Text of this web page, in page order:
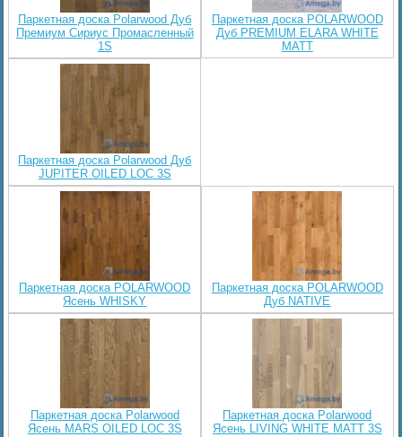
Паркетная доска Polarwood Дуб
Премиум Сириус Промасленный
1S
Паркетная доска POLARWOOD
Дуб PREMIUM ELARA WHITE
MATT
Паркетная доска Polarwood Дуб
JUPITER OILED LOC 3S
Паркетная доска POLARWOOD
Ясень WHISKY
Паркетная доска POLARWOOD
Дуб NATIVE
Паркетная доска Polarwood
Ясень MARS OILED LOC 3S
Паркетная доска Polarwood
Ясень LIVING WHITE MATT 3S